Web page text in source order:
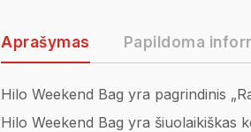
Aprašymas Papildoma
Hilo Weekend Bag yra pagrindinis
Hilo Weekend Bag yra šiuolaikiškas